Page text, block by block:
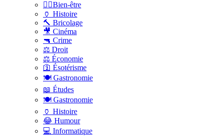
🧑‍⚕️Bien-être
🏺 Histoire
🔨 Bricolage
🎥 Cinéma
🔫 Crime
⚖️ Droit
⚖️ Économie
🛐 Ésotérisme
🍽️ Gastronomie
📖 Études
🍽️ Gastronomie
🏺 Histoire
😂 Humour
💻 Informatique